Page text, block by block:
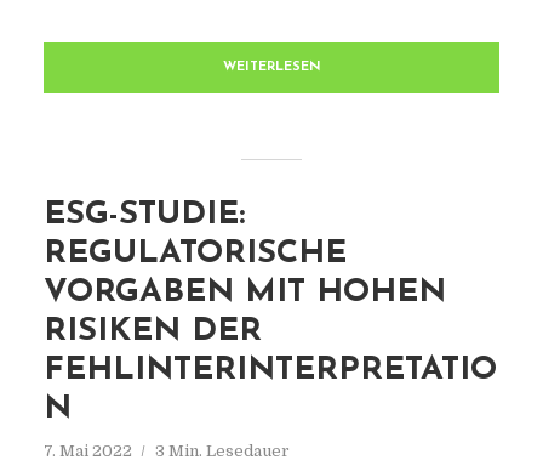
WEITERLESEN
ESG-STUDIE:
REGULATORISCHE
VORGABEN MIT HOHEN
RISIKEN DER
FEHLINTERINTERPRETATIO
N
7. Mai 2022 3 Min. Lesedauer